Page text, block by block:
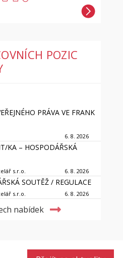
POZIC
PRÁVA VE FRANK
6. 8. 2026
KA – HOSPODÁŘSKÁ
s.r.o. 6. 8. 2026
SOUTĚŽ / REGULACE
s.r.o. 6. 8. 2026
nabídek